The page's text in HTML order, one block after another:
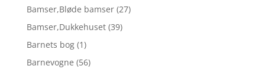
Bamser,Bløde bamser (27)
Bamser,Dukkehuset (39)
Barnets bog (1)
Barnevogne (56)